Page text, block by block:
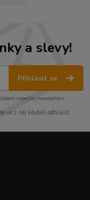
a slevy!
Přihlásit se
rozesílky newsletteru.
se z něj kdykoli odhlásit.